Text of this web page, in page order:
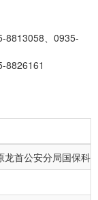
8813058、0935-
8826161
龙首公安分局国保科